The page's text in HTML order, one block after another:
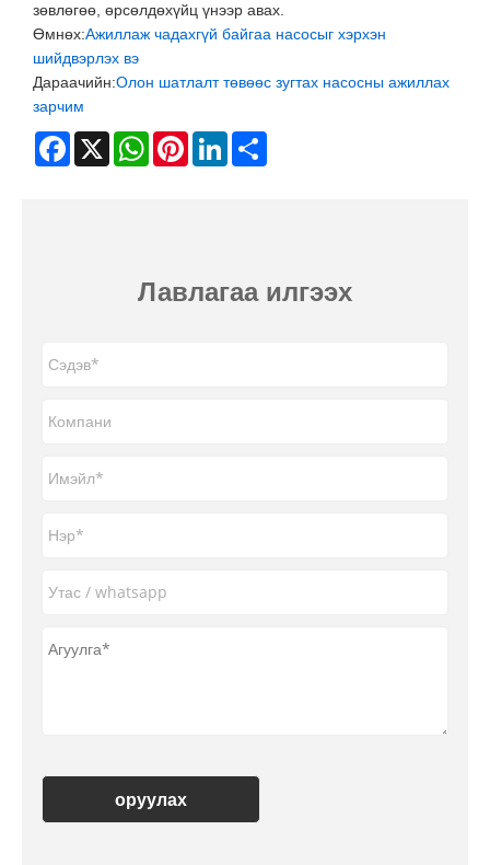
зөвлөгөө, өрсөлдөхүйц үнээр авах.
Өмнөх:Ажиллаж чадахгүй байгаа насосыг хэрхэн
шийдвэрлэх вэ
Дараачийн:Олон шатлалт төвөөс зугтах насосны ажиллах
зарчим
Facebook
X WhatsAppPinterestLinkedIn
Лавлагаа илгээх
оруулах